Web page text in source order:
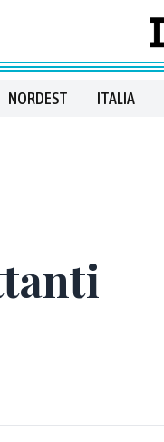
NORDEST ITALIA